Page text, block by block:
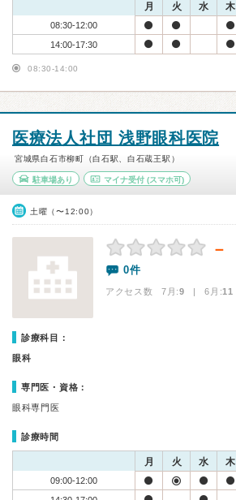
月 火 水 木
08:30-12:00
14:00-17:30
08:30-14:00
医療法人社団 浅野眼科医院
宮城県白石市柳町（白石駅、白石蔵王駅）
駐車場あり マイナ受付(スマホ可)
土曜（〜12:00）
－
0件
アクセス数 7月:9 | 6月:11
診療科目：
眼科
専門医・資格：
眼科専門医
診療時間
月 火 水 木
09:00-12:00